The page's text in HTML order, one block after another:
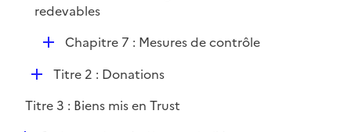
e
l
r
é
i
e
r
redevables
D
p
l
i
Chapitre 7 : Mesures de contrôle
D
p
Titre 2 : Donations
Titre 3 : Biens mis en Trust